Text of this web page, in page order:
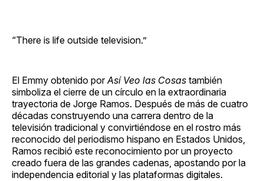
“There is life outside television.”
El Emmy obtenido porAsí Veo las Cosas también
simboliza el cierre de un círculo en la extraordinaria
trayectoria de Jorge Ramos. Después de más de cuatro
décadas construyendo una carrera dentro de la
televisión tradicional y convirtiéndose en el rostro más
reconocido del periodismo hispano en Estados Unidos,
Ramos recibió este reconocimiento por un proyecto
creado fuera de las grandes cadenas, apostando por la
independencia editorial y las plataformas digitales.